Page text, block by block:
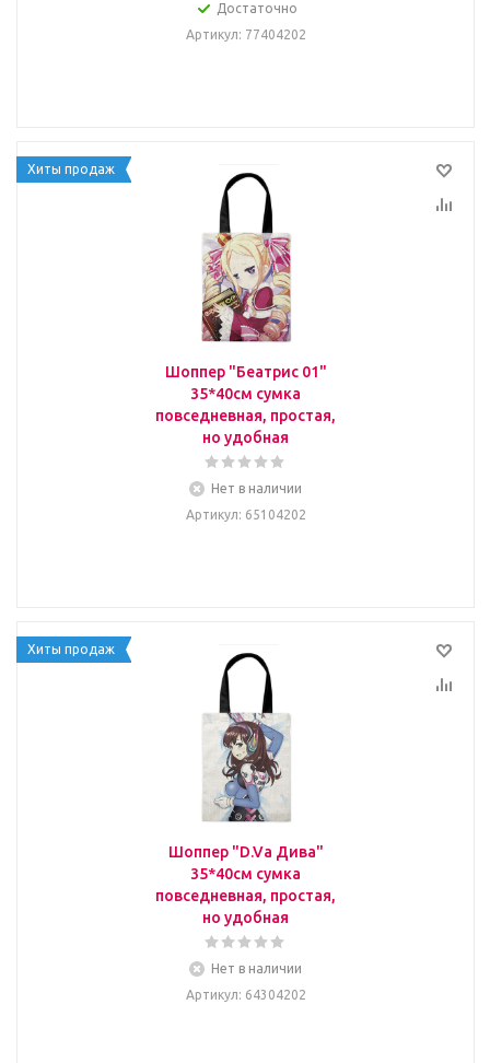
Достаточно
Артикул: 77404202
Хиты продаж
Шоппер "Беатрис 01"
35*40см сумка
повседневная, простая,
но удобная
Нет в наличии
Артикул: 65104202
Хиты продаж
Шоппер "D.Va Дива"
35*40см сумка
повседневная, простая,
но удобная
Нет в наличии
Артикул: 64304202